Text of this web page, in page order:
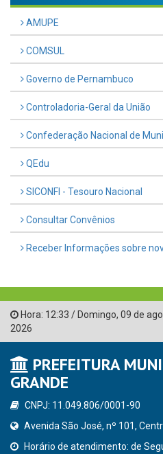
AMUPE
COMSUL
Governo de Pernambuco
Controladoria-Geral da União
Confederação Nacional de
QEdu
SICONFI - Tesouro Nacional
Consultar Convênios
Receber Informações sobre
Hora: 12:33 / Domingo, 09 de
2026
PREFEITURA
GRANDE
CNPJ: 11.049.806/0001-90
Avenida São José, nº 101,
Horário de atendimento: de